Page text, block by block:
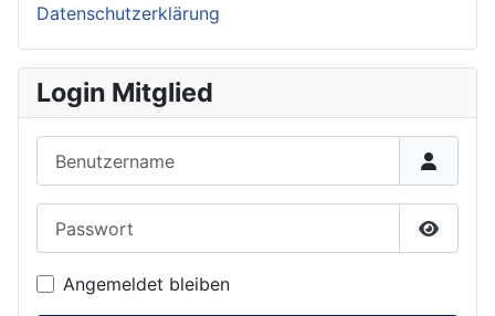
Datenschutzerklärung
Login Mitglied
Angemeldet bleiben